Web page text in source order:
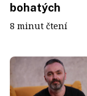
bohatých
8 minut čtení